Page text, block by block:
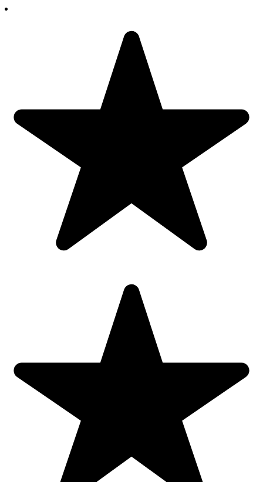
Banda dublu-adeziva NU este inclusa in pret dar o poti cumpara
Benzile de protectie muchii pentru copii respectă pe deplin reglementările
24(l)x900(L)x 22(h) x22(h) x6(gr),
acopera 1.6 cm din muchia
37(l)x900(L)x 31(h) x31(h) x9(gr),
acopera 2 cm din muchia mobilierului
sau a peretelui
CAR- BOY CO LTD